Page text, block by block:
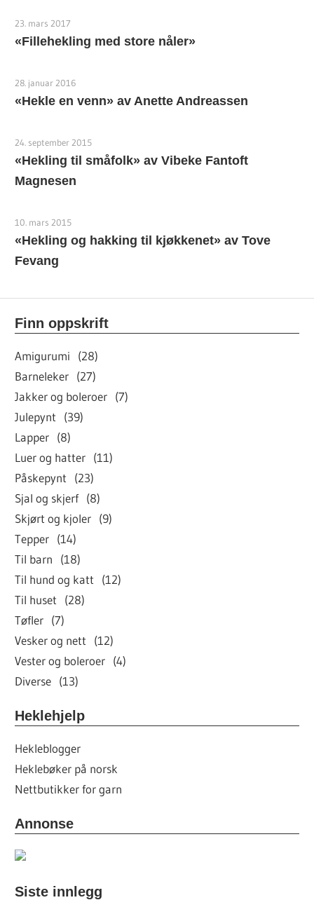
23. mars 2017
«Fillehekling med store nåler»
28. januar 2016
«Hekle en venn» av Anette Andreassen
24. september 2015
«Hekling til småfolk» av Vibeke Fantoft
Magnesen
10. mars 2015
«Hekling og hakking til kjøkkenet» av Tove
Fevang
Finn oppskrift
Amigurumi (28)
Barneleker (27)
Jakker og boleroer (7)
Julepynt (39)
Lapper (8)
Luer og hatter (11)
Påskepynt (23)
Sjal og skjerf (8)
Skjørt og kjoler (9)
Tepper (14)
Til barn (18)
Til hund og katt (12)
Til huset (28)
Tøfler (7)
Vesker og nett (12)
Vester og boleroer (4)
Diverse (13)
Heklehjelp
Hekleblogger
Heklebøker på norsk
Nettbutikker for garn
Annonse
Siste innlegg